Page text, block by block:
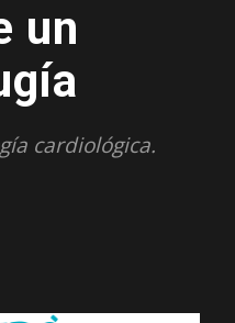
un
cardiológica.